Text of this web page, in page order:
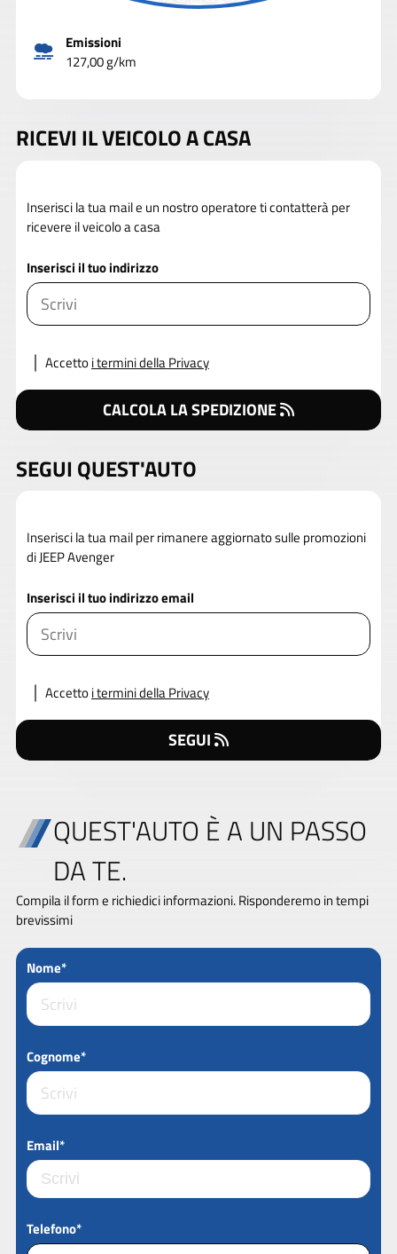
Emissioni
127,00 g/km
RICEVI IL VEICOLO A CASA
Inserisci la tua mail e un nostro operatore ti contatterà per
ricevere il veicolo a casa
Inserisci il tuo indirizzo
Accettoi termini della Privacy
CALCOLA LA SPEDIZIONE
SEGUI QUEST'AUTO
Inserisci la tua mail per rimanere aggiornato sulle promozioni
di JEEP Avenger
Inserisci il tuo indirizzo email
Accettoi termini della Privacy
SEGUI
QUEST'AUTO È A UN PASSO
DA TE.
Compila il form e richiedici informazioni. Risponderemo in tempi
brevissimi
Nome*
Cognome*
Email*
Telefono*